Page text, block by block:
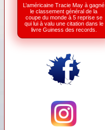
L’américaine Tracie May à gagné
le classement général de la
coupe du monde à 5 reprise se
qui lui à valu une citation dans le
livre Guiness des records.